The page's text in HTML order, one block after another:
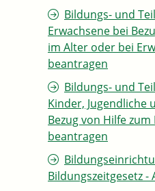
Bildungs- und
Erwachsene bei
im Alter oder bei
beantragen
Bildungs- und
Kinder, Jugendliche
Bezug von Hilfe
beantragen
Bildungszeitgesetz